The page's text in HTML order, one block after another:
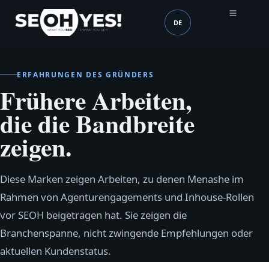
SEOH Sprache (mobile
DE
ERFAHRUNGEN DES GRÜNDERS
Frühere Arbeiten,
die die Bandbreite
zeigen.
Diese Marken zeigen Arbeiten, zu denen Menashe im
Rahmen von Agenturengagements und Inhouse‑Rollen
vor SEOH beigetragen hat. Sie zeigen die
Branchenspanne, nicht zwingende Empfehlungen oder
aktuellen Kundenstatus.